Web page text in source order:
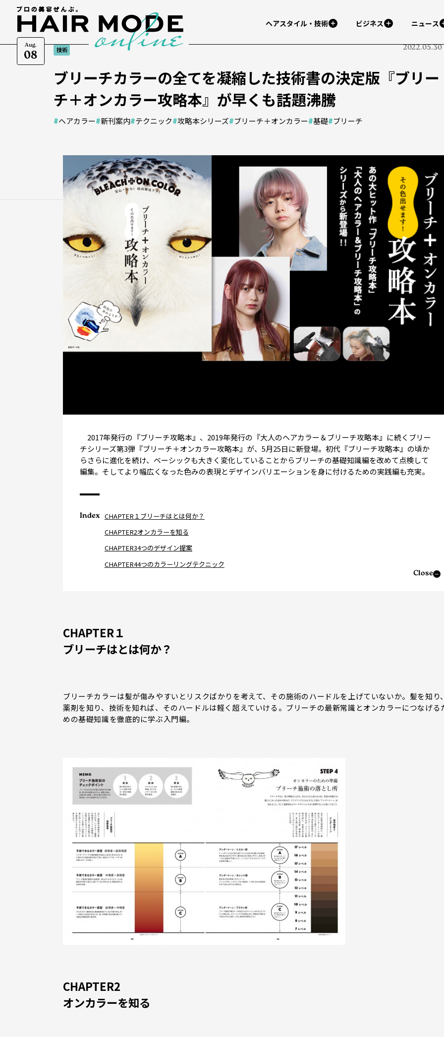
Aug.
08
ヘアスタイル・技術 ビジネス ニュース
技術 2022.05.30
ブリーチカラーの全てを凝縮した技術書の決定版『ブリー
チ＋オンカラー攻略本』が早くも話題沸騰
#ヘアカラー#新刊案内#テクニック#攻略本シリーズ#ブリーチ＋オンカラー#基礎#ブリーチ
2017年発行の『ブリーチ攻略本』、2019年発行の『大人のヘアカラー＆ブリーチ攻略本』に続くブリー
チシリーズ第3弾『ブリーチ＋オンカラー攻略本』が、5月25日に新登場。初代『ブリーチ攻略本』の頃か
らさらに進化を続け、ベーシックも大きく変化していることからブリーチの基礎知識編を改めて点検して
編集。そしてより幅広くなった色みの表現とデザインバリエーションを身に付けるための実践編も充実。
Index
Close
CHAPTER１ブリーチはとは何か？
CHAPTER2オンカラーを知る
CHAPTER34つのデザイン提案
CHAPTER44つのカラーリングテクニック
CHAPTER１
ブリーチはとは何か？
ブリーチカラーは髪が傷みやすいとリスクばかりを考えて、その施術のハードルを上げていないか。髪を知り
薬剤を知り、技術を知れば、そのハードルは軽く超えていける。ブリーチの最新常識とオンカラーにつなげる
めの基礎知識を徹底的に学ぶ入門編。
CHAPTER2
オンカラーを知る